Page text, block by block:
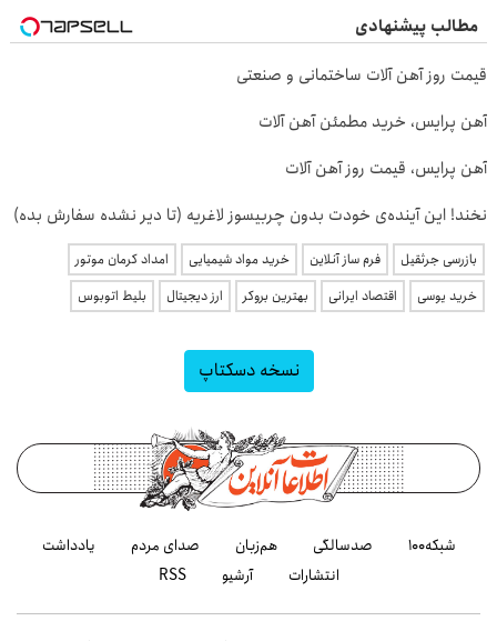
مطالب پیشنهادی
قیمت روز آهن آلات ساختمانی و صنعتی
آهن پرایس، خرید مطمئن آهن آلات
آهن پرایس، قیمت روز آهن آلات
نخند! این آینده‌ی خودت بدون چربیسوز لاغریه (تا دیر نشده سفارش بده)
بازرسی جرثقیل فرم ساز آنلاین خرید مواد شیمیایی
امداد کرمان موتور
خرید یوسی
اقتصاد ایرانی بهترین بروکر ارز دیجیتال بلیط اتوبوس
نسخه دسکتاپ
شبکه۱۰۰ صدسالگی هم‌زبان صدای مردم
یادداشت
انتشارات
آرشیو RSS